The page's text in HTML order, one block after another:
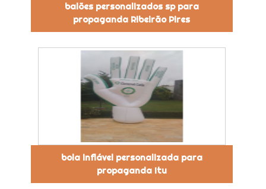
balões personalizados sp para
propaganda Ribeirão Pires
bola inflável personalizada para
propaganda Itu